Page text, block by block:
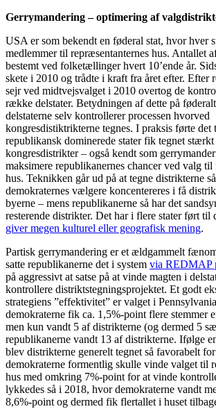
Gerrymandering – optimering af
USA er som bekendt en føderal stat, hvor hver
medlemmer til repræsentanternes hus. Antallet
bestemt ved folketællinger hvert 10’ende år.
skete i 2010 og trådte i kraft fra året efter. Efter
sejr ved midtvejsvalget i 2010 overtog de
række delstater. Betydningen af dette på
delstaterne selv kontrollerer processen hvorved
kongresdistiktrikterne tegnes. I praksis førte
republikansk dominerede stater fik tegnet
kongresdistrikter – også kendt som
maksimere republikanernes chancer ved valg til
hus. Teknikken går ud på at tegne distrikterne
demokraternes vælgere koncentereres i få
byerne – mens republikanerne så har det
resterende distrikter. Det har i flere stater ført til
giver megen kulturel eller geografisk mening.
Partisk gerrymandering er et ældgammelt
satte republikanerne det i system via REDMAP
på aggressivt at satse på at vinde magten i
kontrollere distriktstegningsprojektet. Et godt
strategiens ”effektivitet” er valget i
demokraterne fik ca. 1,5%-point flere stemmer
men kun vandt 5 af distrikterne (og dermed 5
republikanerne vandt 13 af distrikterne. Ifølge
blev distrikterne generelt tegnet så favorabelt
demokraterne formentlig skulle vinde valget til
hus med omkring 7%-point for at vinde
lykkedes så i 2018, hvor demokraterne vandt
8,6%-point og dermed fik flertallet i huset